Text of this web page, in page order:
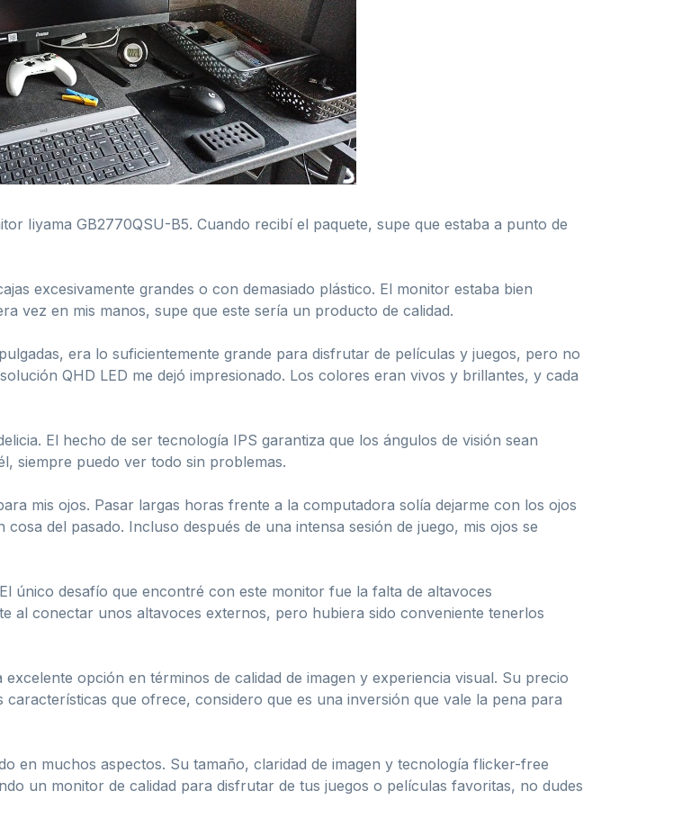
Iiyama GB2770QSU-B5. Cuando recibí el paquete, supe que estaba a punto de
excesivamente grandes o con demasiado plástico. El monitor estaba bien
vez en mis manos, supe que este sería un producto de calidad.
era lo suficientemente grande para disfrutar de películas y juegos, pero no
QHD LED me dejó impresionado. Los colores eran vivos y brillantes, y cada
El hecho de ser tecnología IPS garantiza que los ángulos de visión sean
siempre puedo ver todo sin problemas.
mis ojos. Pasar largas horas frente a la computadora solía dejarme con los ojos
del pasado. Incluso después de una intensa sesión de juego, mis ojos se
único desafío que encontré con este monitor fue la falta de altavoces
al conectar unos altavoces externos, pero hubiera sido conveniente tenerlos
opción en términos de calidad de imagen y experiencia visual. Su precio
que ofrece, considero que es una inversión que vale la pena para
en muchos aspectos. Su tamaño, claridad de imagen y tecnología flicker-free
un monitor de calidad para disfrutar de tus juegos o películas favoritas, no dudes